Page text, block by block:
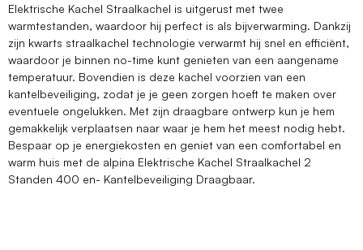
Elektrische Kachel Straalkachel is uitgerust met twee
warmtestanden, waardoor hij perfect is als bijverwarming. Dankzij
zijn kwarts straalkachel technologie verwarmt hij snel en efficiënt,
waardoor je binnen no-time kunt genieten van een aangename
temperatuur. Bovendien is deze kachel voorzien van een
kantelbeveiliging, zodat je je geen zorgen hoeft te maken over
eventuele ongelukken. Met zijn draagbare ontwerp kun je hem
gemakkelijk verplaatsen naar waar je hem het meest nodig hebt.
Bespaar op je energiekosten en geniet van een comfortabel en
warm huis met de alpina Elektrische Kachel Straalkachel 2
Standen 400 en- Kantelbeveiliging Draagbaar.